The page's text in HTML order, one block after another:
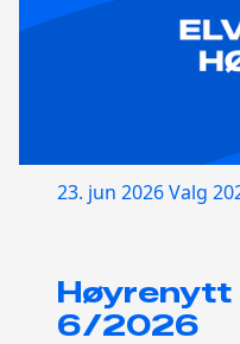
23. jun 2026Valg
Høyrenytt
6/2026